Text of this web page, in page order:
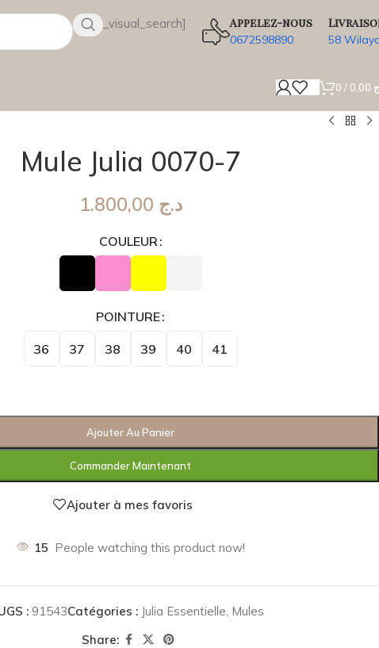
[wsbi_visual_search] Appelez-nous
0672598890 58
0 /
Mule Julia 0070-7
د.ج
COULEUR
POINTURE
36 37 38 39 40 41
Ajouter Au Panier
Commander Maintenant
Ajouter à mes favoris
15 People watching this product now!
: 91543Catégories : Julia Essentielle, Mules
Share: